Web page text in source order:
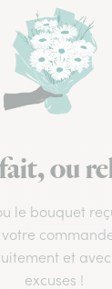
ou
le bouquet
et
excuses !